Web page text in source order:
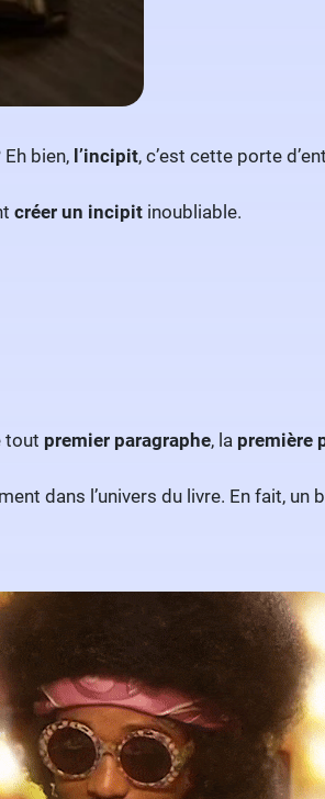
bien, l’incipit, c’est cette porte
créer un incipit inoubliable.
tout premier paragraphe, la première
dans l’univers du livre. En fait, un